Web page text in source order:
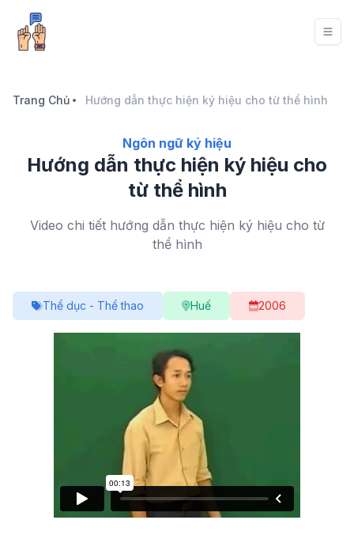
Trang Chủ Hướng dẫn thực hiện ký hiệu cho từ thể hình
Ngôn ngữ ký hiệu
Hướng dẫn thực hiện ký hiệu cho
từ thể hình
Video chi tiết hướng dẫn thực hiện ký hiệu cho từ
thể hình
Thể dục - Thể thao Huế 2006